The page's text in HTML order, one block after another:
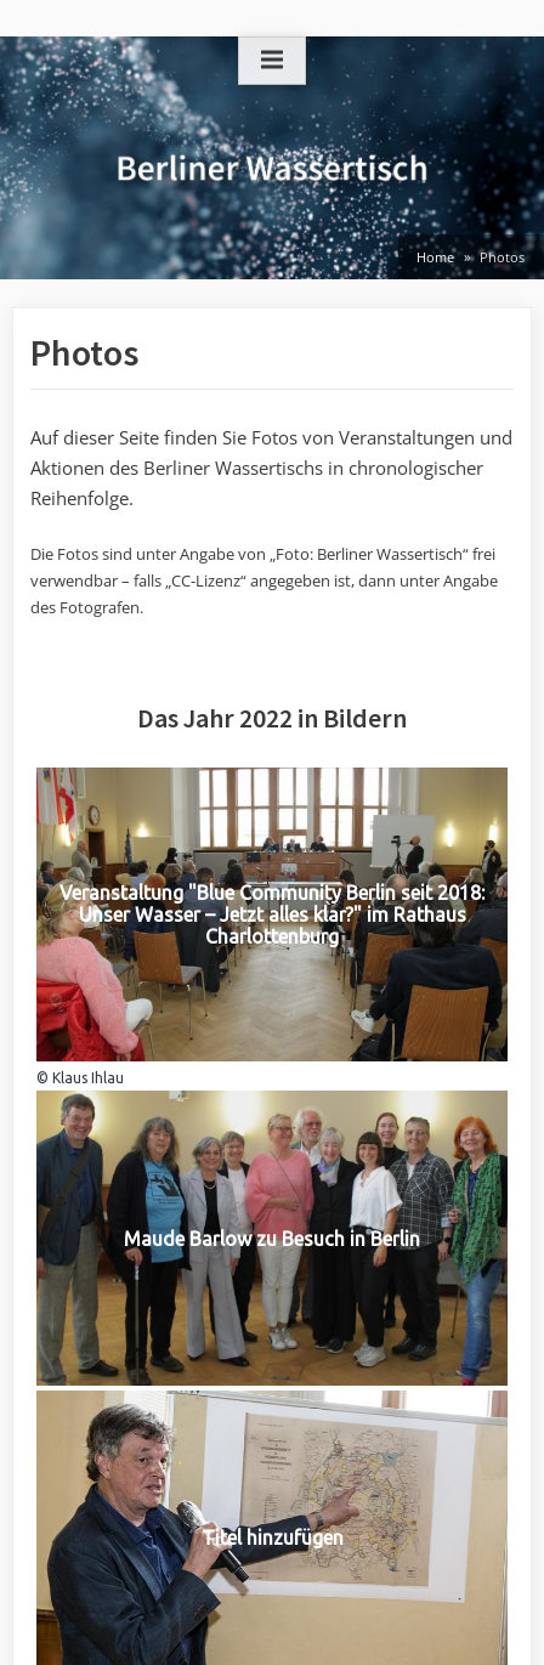
to
content
Home Photos
Photos
Auf dieser Seite finden Sie Fotos von Veranstaltungen und
Aktionen des Berliner Wassertischs in chronologischer
Reihenfolge.
Die Fotos sind unter Angabe von „Foto: Berliner Wassertisch“ frei
verwendbar – falls „CC-Lizenz“ angegeben ist, dann unter Angabe
des Fotografen.
Das Jahr 2022 in Bildern
Veranstaltung "Blue Community Berlin seit 2018:
Unser Wasser – Jetzt alles klar?" im Rathaus
Charlottenburg
© Klaus Ihlau
Maude Barlow zu Besuch in Berlin
Titel hinzufügen